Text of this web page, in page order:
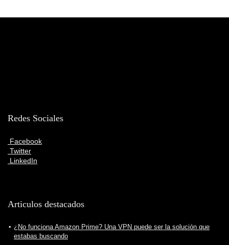
Redes Sociales
Facebook
Twitter
LinkedIn
Articulos destacados
¿No funciona Amazon Prime? Una VPN puede ser la solución que
estabas buscando